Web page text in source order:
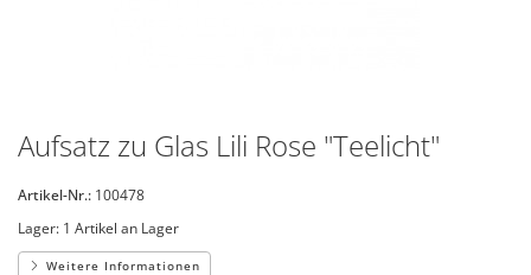
Aufsatz zu Glas Lili Rose "Teelicht"
Artikel-Nr.: 100478
Lager: 1 Artikel an Lager
Weitere Informationen